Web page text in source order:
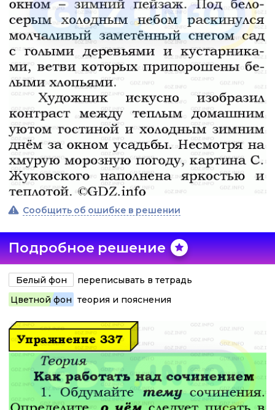
Сообщить об ошибке в решении
Подробное решение
Белый фон
переписывать в тетрадь
Цветной фон теория и пояснения